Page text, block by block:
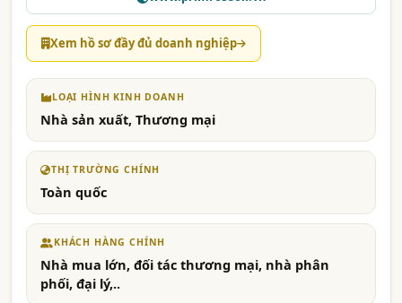
Xem hồ sơ đầy đủ doanh nghiệp
LOẠI HÌNH KINH DOANH
Nhà sản xuất, Thương mại
THỊ TRƯỜNG CHÍNH
Toàn quốc
KHÁCH HÀNG CHÍNH
Nhà mua lớn, đối tác thương mại, nhà phân
phối, đại lý,..